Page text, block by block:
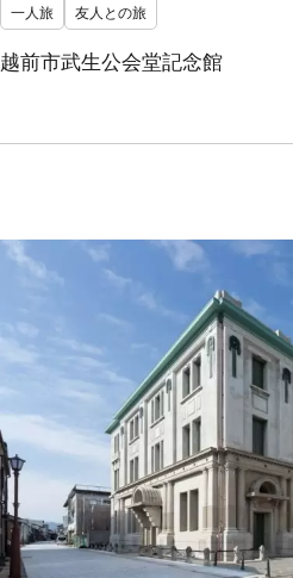
一人旅
友人との旅
越前市武生公会堂記念館